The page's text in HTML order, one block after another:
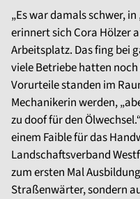
„Es war damals schwer, in
erinnert sich Cora Hölzer
Arbeitsplatz. Das fing bei
viele Betriebe hatten
Vorurteile standen im
Mechanikerin werden,
zu doof für den
einem Faible für das
Landschaftsverband
zum ersten Mal
Straßenwärter, sondern